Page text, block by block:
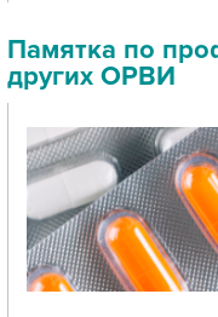
Памятка по
других ОРВИ